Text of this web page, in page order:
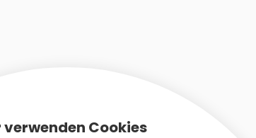
verwenden Cookies